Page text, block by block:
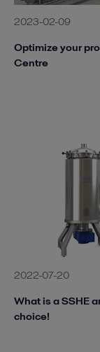
2023-02-09
Optimize your
Centre
2022-07-20
What is a SSHE
choice!